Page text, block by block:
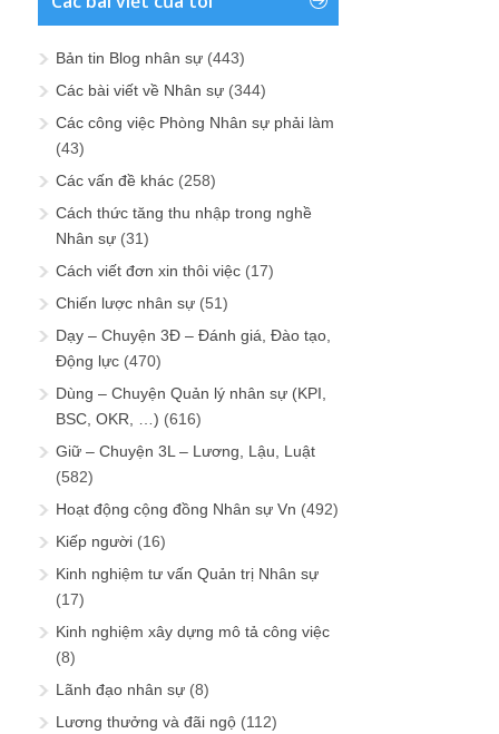
Bản tin Blog nhân sự (443)
Các bài viết về Nhân sự (344)
Các công việc Phòng Nhân sự phải làm
(43)
Các vấn đề khác (258)
Cách thức tăng thu nhập trong nghề
Nhân sự (31)
Cách viết đơn xin thôi việc (17)
Chiến lược nhân sự (51)
Dạy – Chuyện 3Đ – Đánh giá, Đào tạo,
Động lực (470)
Dùng – Chuyện Quản lý nhân sự (KPI,
BSC, OKR, …) (616)
Giữ – Chuyện 3L – Lương, Lậu, Luật
(582)
Hoạt động cộng đồng Nhân sự Vn (492)
Kiếp người (16)
Kinh nghiệm tư vấn Quản trị Nhân sự
(17)
Kinh nghiệm xây dựng mô tả công việc
(8)
Lãnh đạo nhân sự (8)
Lương thưởng và đãi ngộ (112)